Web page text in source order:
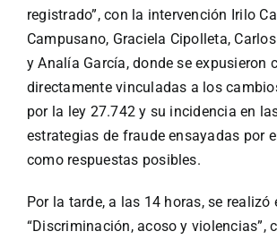
registrado”, con la intervención Irilo
Campusano, Graciela Cipolleta,
y Analía García, donde se expusieron
directamente vinculadas a los
por la ley 27.742 y su incidencia en
estrategias de fraude ensayadas por
como respuestas posibles.
Por la tarde, a las 14 horas, se realizó
“Discriminación, acoso y violencias”,